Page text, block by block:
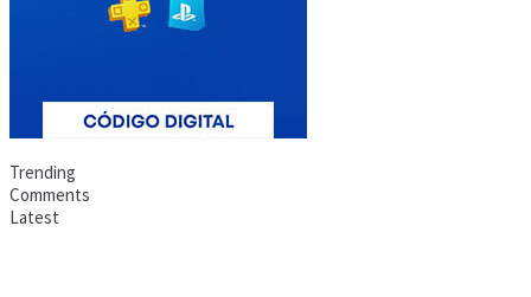
Trending
Comments
Latest